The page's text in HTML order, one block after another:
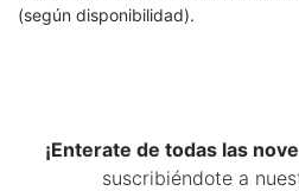
(según disponibilidad).
¡Enterate de todas las
suscribiéndote a